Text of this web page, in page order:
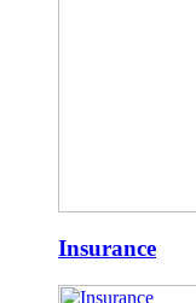
Insurance